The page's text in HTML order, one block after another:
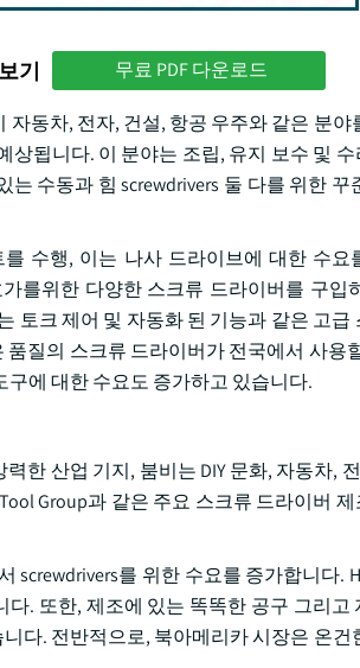
기 무료 PDF 다운로드
동차, 전자, 건설, 항공 우주와 같은 분야
상됩니다. 이 분야는 조립, 유지 보수 및
수동과 힘 screwdrivers 둘 다를 위한 꾸
수행, 이는 나사 드라이브에 대한 수요
를위한 다양한 스크류 드라이버를 구입
토크 제어 및 자동화 된 기능과 같은 고급
질의 스크류 드라이버가 전국에서 사용
에 대한 수요도 증가하고 있습니다.
한 산업 기지, 붐비는 DIY 문화, 자동차,
Group과 같은 주요 스크류 드라이버
screwdrivers를 위한 수요를 증가합니다.
. 또한, 제조에 있는 똑똑한 공구 그리고
다. 전반적으로, 북아메리카 시장은 온건